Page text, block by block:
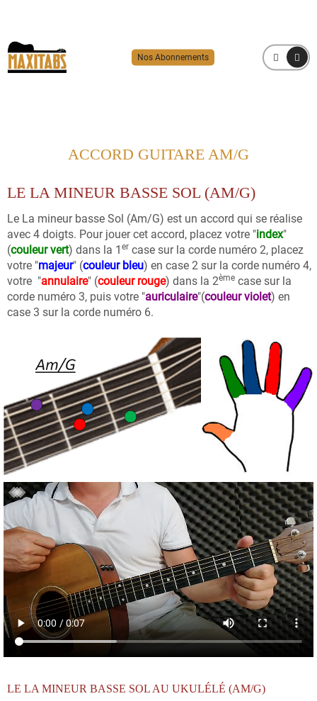
Nos Abonnements MENU
ACCORD GUITARE AM/G
LE LA MINEUR BASSE SOL (AM/G)
Le La mineur basse Sol (Am/G) est un accord qui se réalise
avec 4 doigts. Pour jouer cet accord, placez votre "index"
(couleur vert) dans la 1 er case sur la corde numéro 2, placez
votre "majeur" (couleur bleu) en case 2 sur la corde numéro 4,
votre "annulaire" (couleur rouge) dans la 2ème case sur la
corde numéro 3, puis votre "auriculaire"(couleur violet) en
case 3 sur la corde numéro 6.
LE LA MINEUR BASSE SOL AU UKULÉLÉ (AM/G)